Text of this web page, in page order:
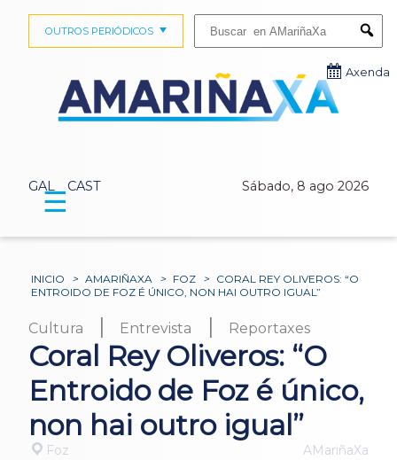
GAL CAST Sábado, 8 ago 2026
OUTROS PERIÓDICOS
Axenda
☰
INICIO > AMARIÑAXA > FOZ > CORAL REY OLIVEROS: “O
ENTROIDO DE FOZ É ÚNICO, NON HAI OUTRO IGUAL”
Cultura | Entrevista | Reportaxes
Coral Rey Oliveros: “O
Entroido de Foz é único,
non hai outro igual”
Foz AMariñaXa